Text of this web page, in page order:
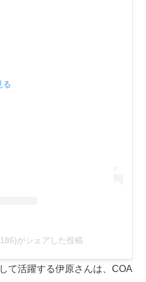
る
がシェアした投稿
て活躍する伊原さんは、COA